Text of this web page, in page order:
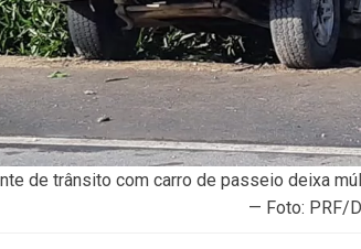
de trânsito com carro de passeio deixa
— Foto: PRF/